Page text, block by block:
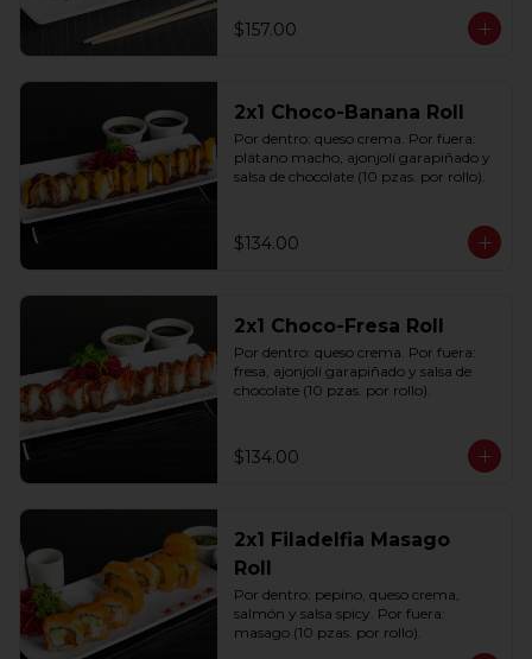
$157.00
2x1 Choco-Banana Roll
Por dentro: queso crema. Por fuera:
plátano macho, ajonjolí garapiñado y
salsa de chocolate (10 pzas. por rollo).
$134.00
2x1 Choco-Fresa Roll
Por dentro: queso crema. Por fuera:
fresa, ajonjolí garapiñado y salsa de
chocolate (10 pzas. por rollo).
$134.00
2x1 Filadelfia Masago
Roll
Por dentro: pepino, queso crema,
salmón y salsa spicy. Por fuera:
masago (10 pzas. por rollo).